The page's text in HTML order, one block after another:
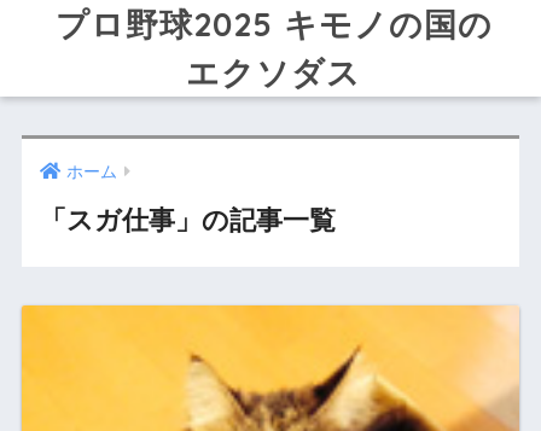
プロ野球2025 キモノの国の
エクソダス
ホーム
「スガ仕事」の記事一覧